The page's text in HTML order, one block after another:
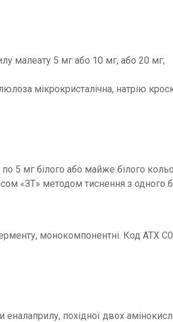
малеату 5 мг або 10 мг, або 20 мг;
мікрокристалічна, натрію
по 5 мг білого або майже білого
«ЗТ» методом тиснення з одного
монокомпонентні. Код ATХ
похідної двох